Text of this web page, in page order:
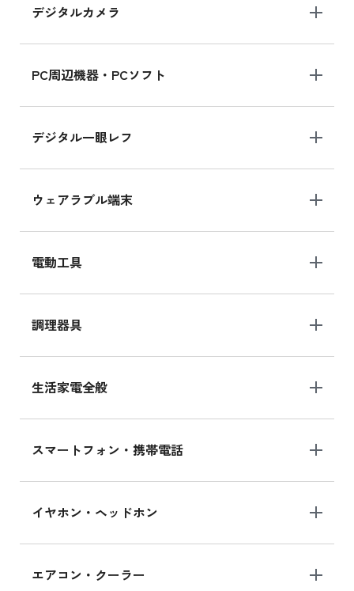
デジタルカメラ
PC周辺機器・PCソフト
デジタル一眼レフ
ウェアラブル端末
電動工具
調理器具
生活家電全般
スマートフォン・携帯電話
イヤホン・ヘッドホン
エアコン・クーラー
MK2K3J/Aの新品買取価格はこちら